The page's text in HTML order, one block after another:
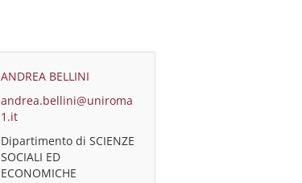
ANDREA BELLINI
andrea.bellini@uniroma
1.it
Dipartimento di SCIENZE
SOCIALI ED
ECONOMICHE